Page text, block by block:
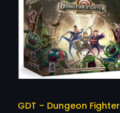
GDT – Dungeon Fighter